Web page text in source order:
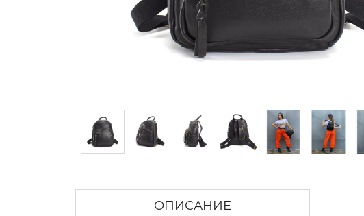
ОПИСАНИЕ